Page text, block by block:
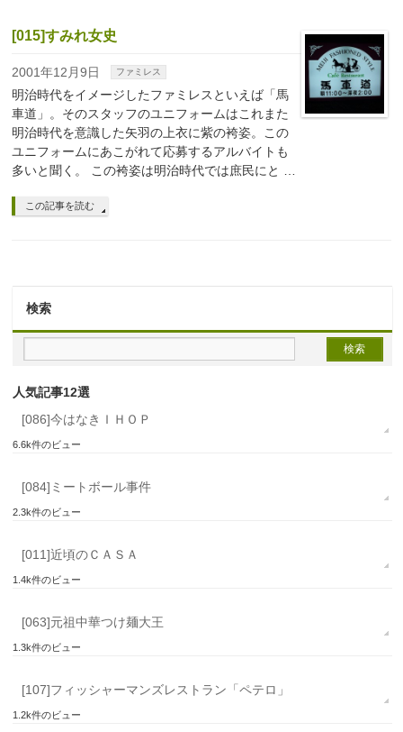
[015]すみれ女史
2001年12月9日 ファミレス
明治時代をイメージしたファミレスといえば「馬
車道」。そのスタッフのユニフォームはこれまた
明治時代を意識した矢羽の上衣に紫の袴姿。この
ユニフォームにあこがれて応募するアルバイトも
多いと聞く。 この袴姿は明治時代では庶民にと …
この記事を読む
検索
人気記事12選
[086]今はなきＩＨＯＰ
6.6k件のビュー
[084]ミートボール事件
2.3k件のビュー
[011]近頃のＣＡＳＡ
1.4k件のビュー
[063]元祖中華つけ麺大王
1.3k件のビュー
[107]フィッシャーマンズレストラン「ペテロ」
1.2k件のビュー